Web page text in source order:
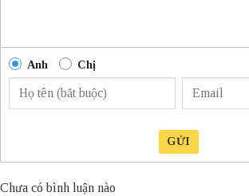
Anh Chị
GỬI
Chưa có bình luận nào